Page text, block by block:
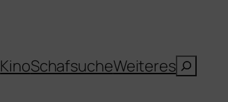
KinoSchafsucheWeiteresSuchen